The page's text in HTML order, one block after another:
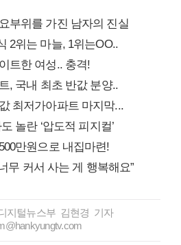
부위를 가진 남자의 진실
2위는 마늘, 1위는OO..
트한 여성.. 충격!
, 국내 최초 반값 분양..
최저가아파트 마지막...
놀란 ‘압도적 피지컬’
만원으로 내집마련!
무 커서 사는 게 행복해요”
지털뉴스부 김현경 기자